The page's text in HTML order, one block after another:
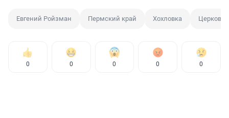
Евгений Ройзман Пермский край Хохловка Церковь
0 0 0 0 0